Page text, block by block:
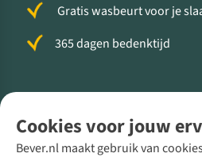
Cookies voor jouw
Bever.nl maakt gebruik van
Gratis wasbeurt voor je
365 dagen bedenktijd